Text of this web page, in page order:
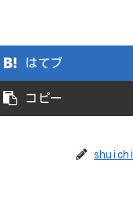
はてブ
コピー
shuichi